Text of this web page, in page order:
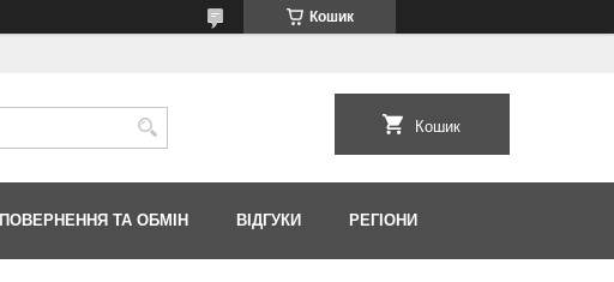
Кошик
Кошик
ПОВЕРНЕННЯ ТА ОБМІН ВІДГУКИ РЕГІОНИ